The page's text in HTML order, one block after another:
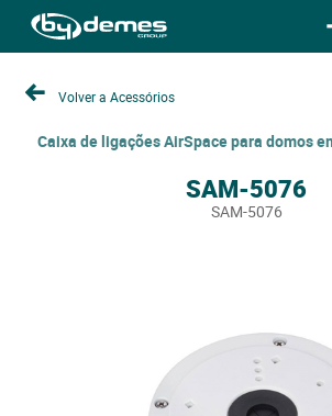
Volver a Acessórios
Caixa de ligações AirSpace para domos
SAM-5076
SAM-5076